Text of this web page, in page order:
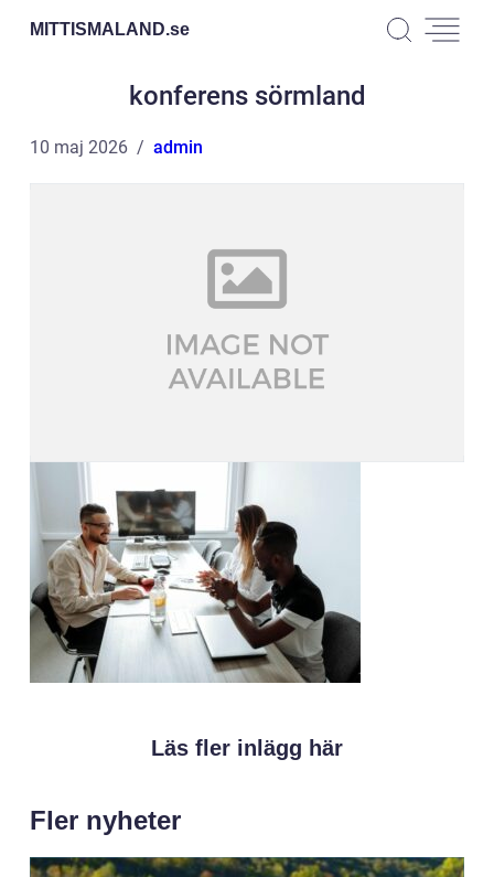
MITTISMALAND.se
konferens sörmland
10 maj 2026 admin
Läs fler inlägg här
Fler nyheter